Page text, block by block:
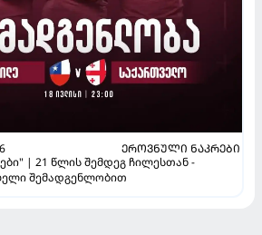
ᲔᲠᲝᲕᲜᲣᲚᲘ ᲜᲐᲙᲠᲔᲑᲘ
| 21 წლის შემდეგ ჩილესთან -
შემადგენლობით